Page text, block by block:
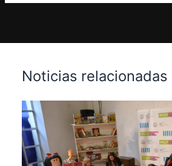
Noticias relacionadas